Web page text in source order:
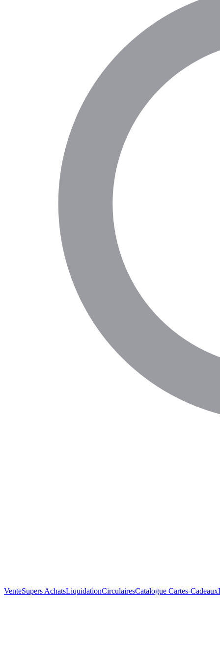
VenteSupers AchatsLiquidationCirculairesCatalogue Cartes-Cadeaux